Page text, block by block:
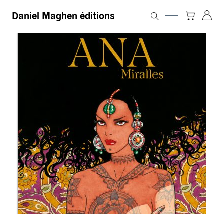
Daniel Maghen éditions